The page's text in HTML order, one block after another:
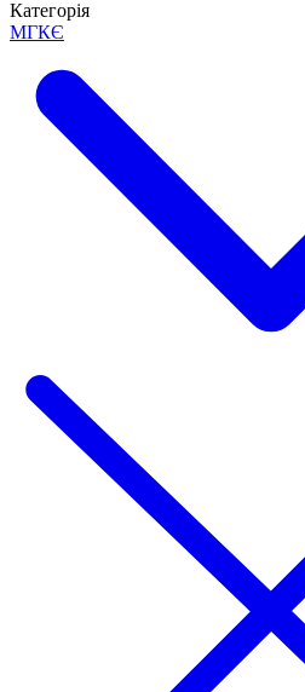
Категорія
МГКЄ